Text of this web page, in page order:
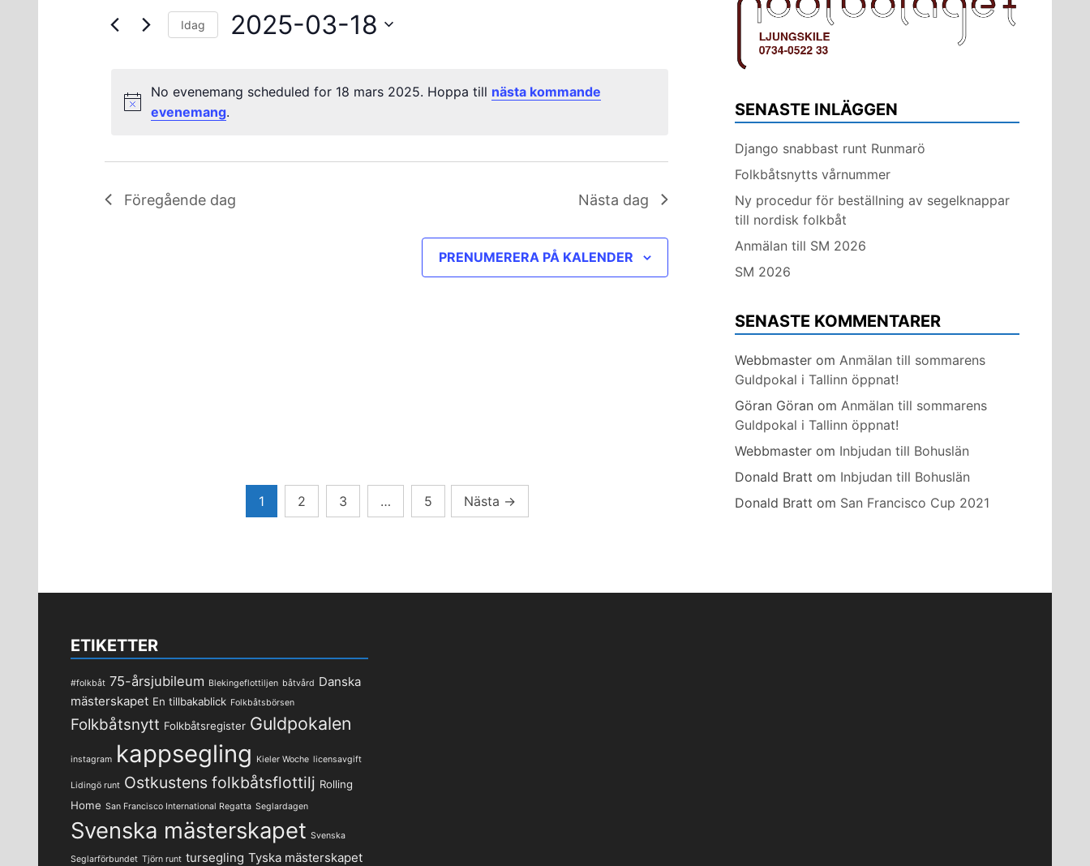
18
2025No evenemang scheduled for 18 mars 2025. Hoppa till nästa kommande
evenemang.
Views
Evenemang
Idag 2025-03-18
Föregående dag Nästa dag
PRENUMERERA PÅ KALENDER
1 2 3 … 5 Nästa →
SENASTE INLÄGGEN
Django snabbast runt Runmarö
Folkbåtsnytts vårnummer
Ny procedur för beställning av segelknappar
till nordisk folkbåt
Anmälan till SM 2026
SM 2026
SENASTE KOMMENTARER
Webbmaster om Anmälan till sommarens
Guldpokal i Tallinn öppnat!
Göran Göran om Anmälan till sommarens
Guldpokal i Tallinn öppnat!
Webbmaster om Inbjudan till Bohuslän
Donald Bratt om Inbjudan till Bohuslän
Donald Bratt om San Francisco Cup 2021
ETIKETTER
#folkbåt 75-årsjubileum Blekingeflottiljen båtvård Danska
mästerskapet En tillbakablick Folkbåtsbörsen
Folkbåtsnytt Folkbåtsregister Guldpokalen
instagram kappsegling Kieler Woche licensavgift
Lidingö runt Ostkustens folkbåtsflottilj Rolling
Home San Francisco International Regatta Seglardagen
Svenska mästerskapet Svenska
Seglarförbundet Tjörn runt tursegling Tyska mästerskapet